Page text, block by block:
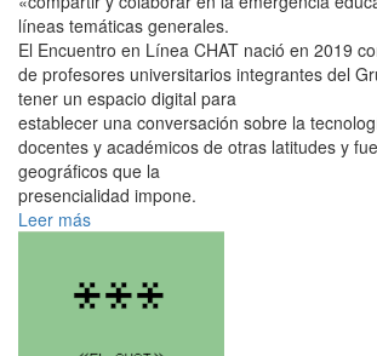
líneas temáticas generales.
El Encuentro en Línea CHAT nació en 2019
de profesores universitarios integrantes del
tener un espacio digital para
establecer una conversación sobre la
docentes y académicos de otras latitudes y
geográficos que la
presencialidad impone.
Leer más